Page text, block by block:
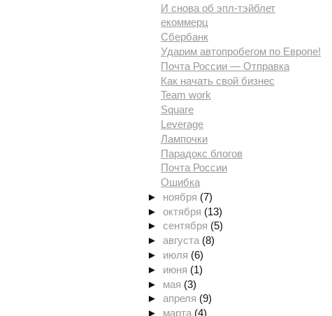
И снова об эпл-тэйблет
екоммерц
Сбербанк
Ударим автопробегом по Европе!
Почта России — Отправка
Как начать свой бизнес
Team work
Square
Leverage
Лампочки
Парадокс блогов
Почта России
Ошибка
► ноября (7)
►октября (13)
►сентября (5)
►августа (8)
► июля (6)
► июня (1)
► мая (3)
►апреля (9)
► марта (4)